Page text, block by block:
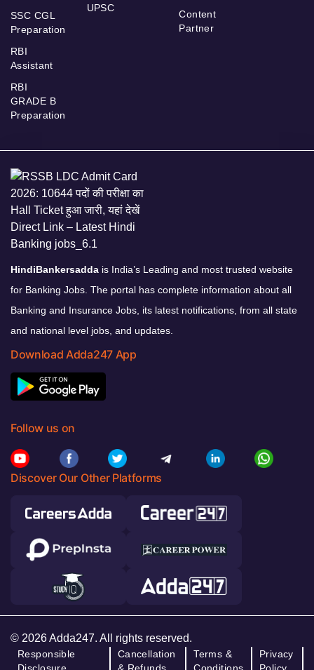
SSC CGL
Preparation
RBI
Assistant
RBI
GRADE B
Preparation
UPSC
Content
Partner
HindiBankersadda is India’s Leading and most trusted website
for Banking Jobs. The portal has complete information about all
Banking and Insurance Jobs, its latest notifications, from all state
and national level jobs, and updates.
Download Adda247 App
Follow us on
Discover Our Other Platforms
© 2026 Adda247. All rights reserved.
Responsible
Disclosure
Cancellation
& Refunds
Terms &
Conditions
Privacy
Policy